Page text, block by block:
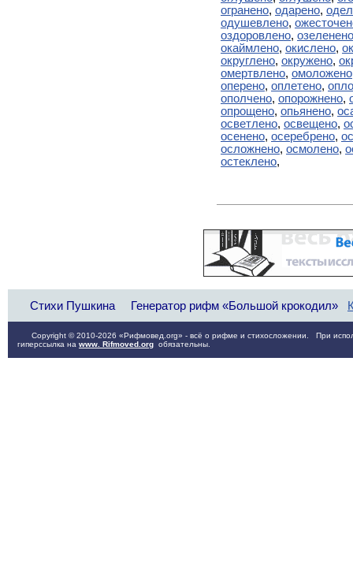
огранено, одарено,
одушевлено,
оздоровлено, озеленено
окаймлено, окислено,
округлено, окружено,
омертвлено, омоложено
оперено, оплетено,
ополчено, опорожнено,
опрощено, опьянено,
осветлено, освещено,
осенено, осеребрено,
осложнено, осмолено,
остеклено,
Стихи Пушкина Генератор рифм «Большой крокодил»
Copyright © 2010-2026 «Рифмовед.org» - всё о рифме и стихосложении. При
гиперссылка на www. Rifmoved.org обязательны.